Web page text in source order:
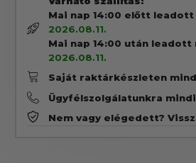
Mai nap 14:00 előtt
2026.08.11.
Mai nap 14:00 után
2026.08.11.
Saját raktárkészleten
Ügyfélszolgálatunkra
Nem vagy elégedett?